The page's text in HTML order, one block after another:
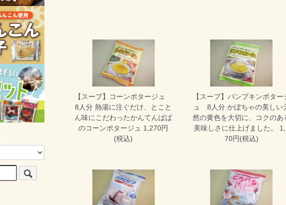
【スープ】コーンポタージュ
8人分 熱湯に注ぐだけ、とこと
ん味にこだわったかんてんぱぱ
のコーンポタージュ 1,270円
(税込)
【スープ】パンプキンポター
ュ 8人分かぼちゃの美しい
然の黄色を大切に、コクのあ
美味しさに仕上げました。
70円(税込)